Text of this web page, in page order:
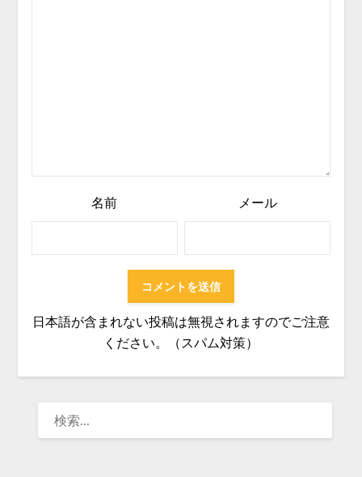
名前 メール
日本語が含まれない投稿は無視されますのでご注意
ください。（スパム対策）